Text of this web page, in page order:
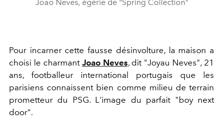
Joao Neves, égérie de "Spring Collection"
Pour incarner cette fausse désinvolture, la maison a
choisi le charmant Joao Neves, dit "Joyau Neves", 21
ans, footballeur international portugais que les
parisiens connaissent bien comme milieu de terrain
prometteur du PSG. L'image du parfait "boy next
door".